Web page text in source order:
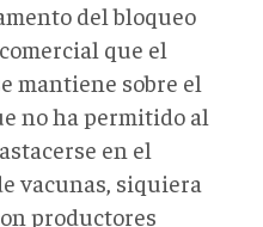
del bloqueo
que el
mantiene sobre el
no ha permitido al
en el
vacunas, siquiera
productores